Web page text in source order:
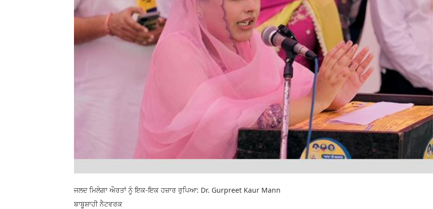
ਜਲਦ ਮਿਲੇਗਾ ਔਰਤਾਂ ਨੂੰ ਇਕ-ਇਕ ਹਜ਼ਾਰ ਰੁਪਿਆ: Dr. Gurpreet Kaur Mann
ਬਾਬੂਸ਼ਾਹੀ ਨੈਟਵਰਕ